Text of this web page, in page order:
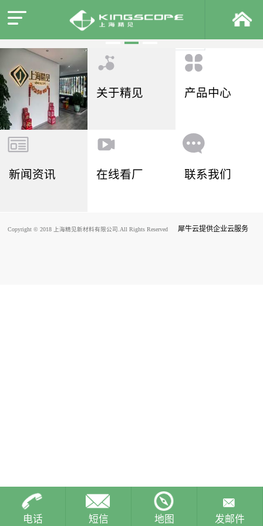
关于精见 产品中心
新闻资讯 在线看厂 联系我们
Copyright © 2018 上海精见新材料有限公司.All Rights Reserved 犀牛云提供企业云服务
电话 短信 地图 发邮件